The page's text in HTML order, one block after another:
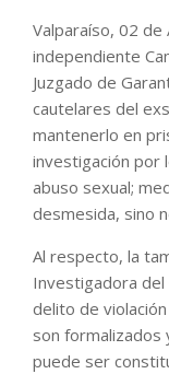
Valparaíso, 02
independiente
Juzgado de
cautelares del
mantenerlo en
investigación por
abuso sexual;
desmesida, sino
Al respecto, la
Investigadora del
delito de
son
puede ser